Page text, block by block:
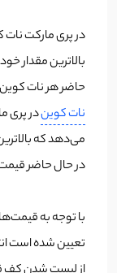
حاضر هر نات کوین با قیمت 1.1 سنت
نات کوین
در حال حاضر قیمت برابر با
با توجه به
تعیین شده است